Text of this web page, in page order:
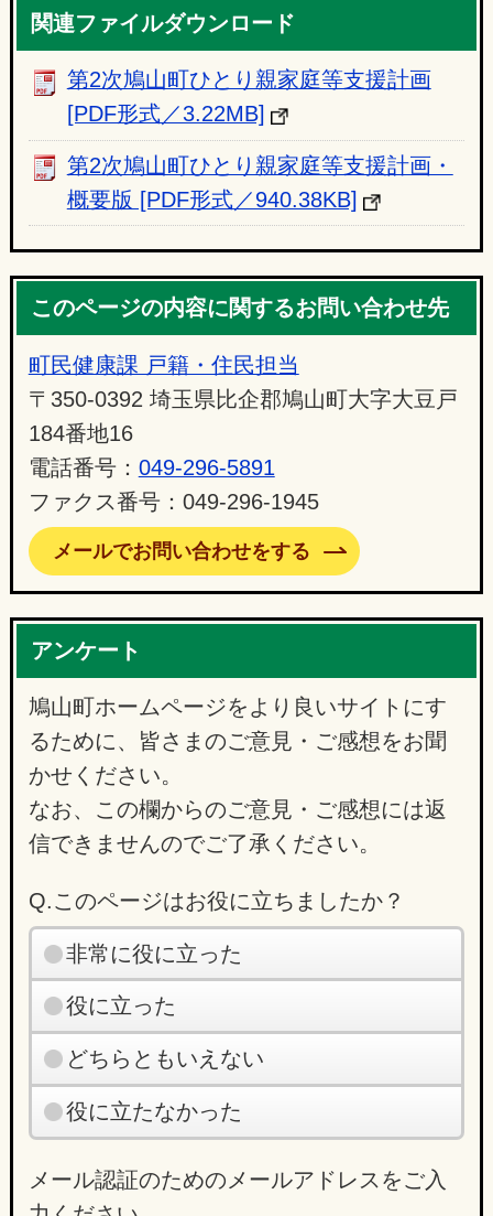
関連ファイルダウンロード
第2次鳩山町ひとり親家庭等支援計画
[PDF形式／3.22MB]
第2次鳩山町ひとり親家庭等支援計画・
概要版 [PDF形式／940.38KB]
このページの内容に関するお問い合わせ先
町民健康課 戸籍・住民担当
〒350-0392 埼玉県比企郡鳩山町大字大豆戸
184番地16
電話番号： 049-296-5891
ファクス番号：049-296-1945
メールでお問い合わせをする
アンケート
鳩山町ホームページをより良いサイトにす
るために、皆さまのご意見・ご感想をお聞
かせください。
なお、この欄からのご意見・ご感想には返
信できませんのでご了承ください。
Q.このページはお役に立ちましたか？
非常に役に立った
役に立った
どちらともいえない
役に立たなかった
メール認証のためのメールアドレスをご入